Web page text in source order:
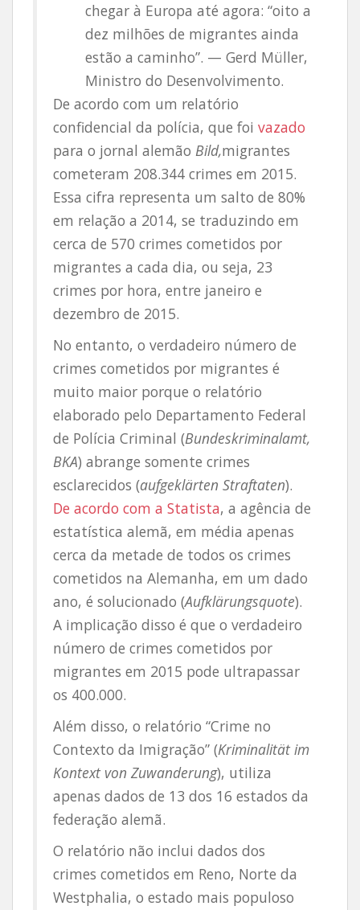
chegar à Europa até agora: “oito a
dez milhões de migrantes ainda
estão a caminho”. — Gerd Müller,
Ministro do Desenvolvimento.
De acordo com um relatório
confidencial da polícia, que foi vazado
para o jornal alemão Bild,migrantes
cometeram 208.344 crimes em 2015.
Essa cifra representa um salto de 80%
em relação a 2014, se traduzindo em
cerca de 570 crimes cometidos por
migrantes a cada dia, ou seja, 23
crimes por hora, entre janeiro e
dezembro de 2015.
No entanto, o verdadeiro número de
crimes cometidos por migrantes é
muito maior porque o relatório
elaborado pelo Departamento Federal
de Polícia Criminal (Bundeskriminalamt,
BKA) abrange somente crimes
esclarecidos (aufgeklärten Straftaten).
De acordo com a Statista, a agência de
estatística alemã, em média apenas
cerca da metade de todos os crimes
cometidos na Alemanha, em um dado
ano, é solucionado (Aufklärungsquote).
A implicação disso é que o verdadeiro
número de crimes cometidos por
migrantes em 2015 pode ultrapassar
os 400.000.
Além disso, o relatório “Crime no
Contexto da Imigração” (Kriminalität im
Kontext von Zuwanderung), utiliza
apenas dados de 13 dos 16 estados da
federação alemã.
O relatório não inclui dados dos
crimes cometidos em Reno, Norte da
Westphalia, o estado mais populoso